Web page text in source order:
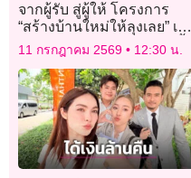
จากผู้รับ สู่ผู้ให้ โครงการ
“สร้างบ้านใหม่ให้ลุงเลย” เดิน
หน้าส่งต่อความดีอย่างไม่สิ้น
11 กรกฎาคม 2569 12:30 น.